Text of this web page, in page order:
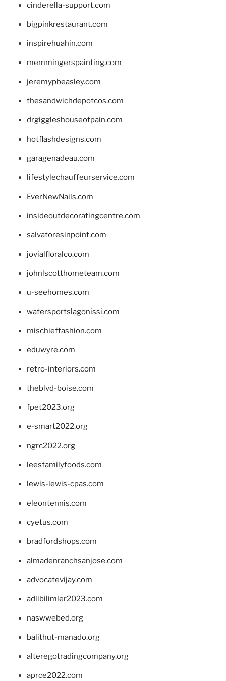
cinderella-support.com
bigpinkrestaurant.com
inspirehuahin.com
memmingerspainting.com
jeremypbeasley.com
thesandwichdepotcos.com
drgiggleshouseofpain.com
hotflashdesigns.com
garagenadeau.com
lifestylechauffeurservice.com
EverNewNails.com
insideoutdecoratingcentre.com
salvatoresinpoint.com
jovialfloralco.com
johnlscotthometeam.com
u-seehomes.com
watersportslagonissi.com
mischieffashion.com
eduwyre.com
retro-interiors.com
theblvd-boise.com
fpet2023.org
e-smart2022.org
ngrc2022.org
leesfamilyfoods.com
lewis-lewis-cpas.com
eleontennis.com
cyetus.com
bradfordshops.com
almadenranchsanjose.com
advocatevijay.com
adlibilimler2023.com
naswwebed.org
balithut-manado.org
alteregotradingcompany.org
aprce2022.com